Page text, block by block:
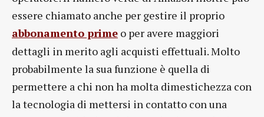
essere chiamato anche per gestire il proprio
abbonamento prime o per avere maggiori
dettagli in merito agli acquisti effettuali. Molto
probabilmente la sua funzione è quella di
permettere a chi non ha molta dimestichezza con
la tecnologia di mettersi in contatto con una